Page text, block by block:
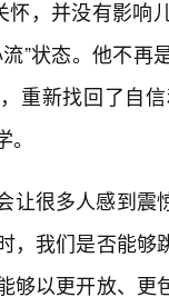
怀，并没有影
”状态。他不
重新找回了自
让很多人感到震
，我们是否能
够以更开放、